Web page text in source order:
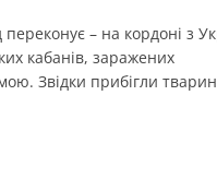
переконує – на кордоні з
кабанів, заражених
Звідки прибігли